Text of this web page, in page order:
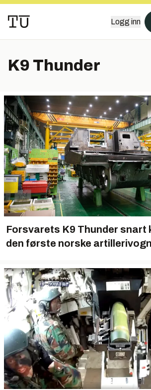
Logg inn
K9 Thunder
Forsvarets K9 Thunder snart
den første norske